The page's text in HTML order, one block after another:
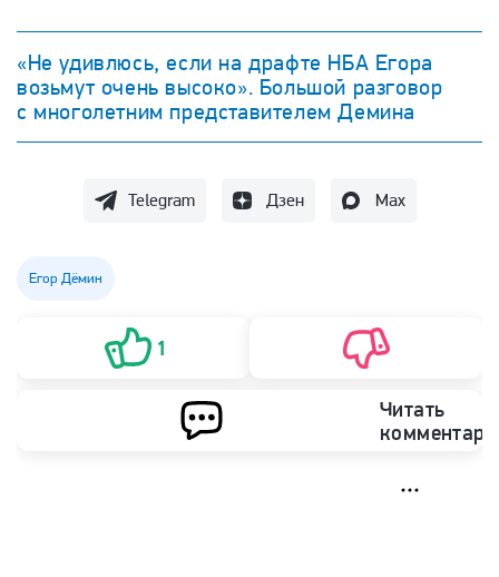
«Не удивлюсь, если на драфте НБА Егора
возьмут очень высоко». Большой разговор
с многолетним представителем Демина
Telegram Дзен Max
Егор Дёмин
1
Читать